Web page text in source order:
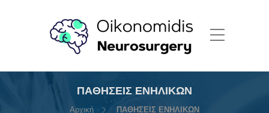
ΠΑΘΗΣΕΙΣ ΕΝΗΛΙΚΩΝ
Αρχική ΠΑΘΗΣΕΙΣ ΕΝΗΛΙΚΩΝ